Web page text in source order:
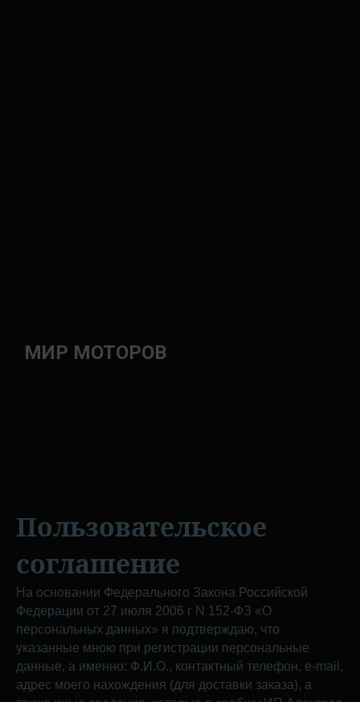
МИР МОТОРОВ
Пользовательское
соглашение
На основании Федерального Закона Российской
Федерации от 27 июля 2006 г N 152-ФЗ «О
персональных данных» я подтверждаю, что
указанные мною при регистрации персональные
данные, а именно: Ф.И.О., контактный телефон, e-mail,
адрес моего нахождения (для доставки заказа), а